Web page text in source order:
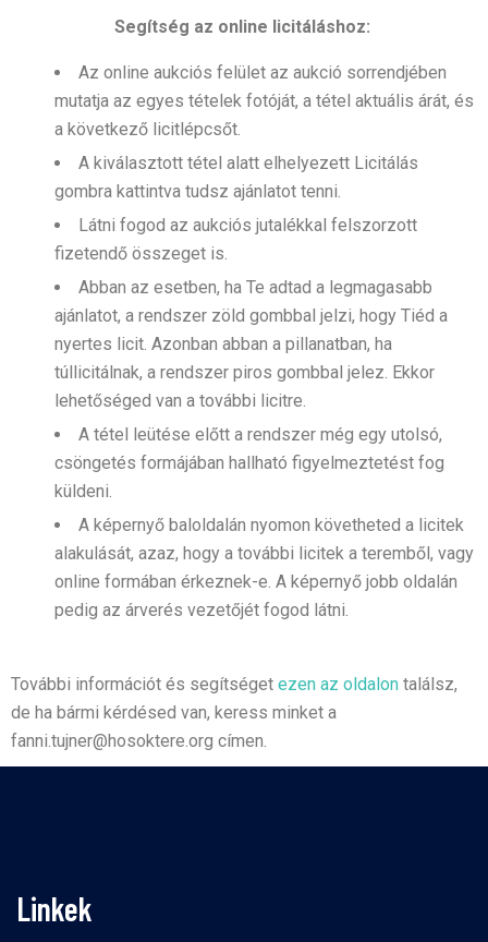
Segítség az online licitáláshoz:
Az online aukciós felület az aukció sorrendjében
mutatja az egyes tételek fotóját, a tétel aktuális árát, és
a következő licitlépcsőt.
A kiválasztott tétel alatt elhelyezett Licitálás
gombra kattintva tudsz ajánlatot tenni.
Látni fogod az aukciós jutalékkal felszorzott
fizetendő összeget is.
Abban az esetben, ha Te adtad a legmagasabb
ajánlatot, a rendszer zöld gombbal jelzi, hogy Tiéd a
nyertes licit. Azonban abban a pillanatban, ha
túllicitálnak, a rendszer piros gombbal jelez. Ekkor
lehetőséged van a további licitre.
A tétel leütése előtt a rendszer még egy utolsó,
csöngetés formájában hallható figyelmeztetést fog
küldeni.
A képernyő baloldalán nyomon követheted a licitek
alakulását, azaz, hogy a további licitek a teremből, vagy
online formában érkeznek-e. A képernyő jobb oldalán
pedig az árverés vezetőjét fogod látni.
További információt és segítséget ezen az oldalon találsz,
de ha bármi kérdésed van, keress minket a
fanni.tujner@hosoktere.org címen.
Linkek